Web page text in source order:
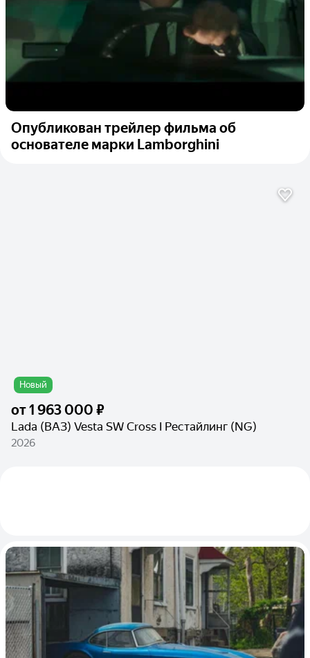
Опубликован трейлер фильма об
основателе марки Lamborghini
Новый
от1 963 000 ₽
Lada (ВАЗ) Vesta SW Cross I Рестайлинг (NG)
2026